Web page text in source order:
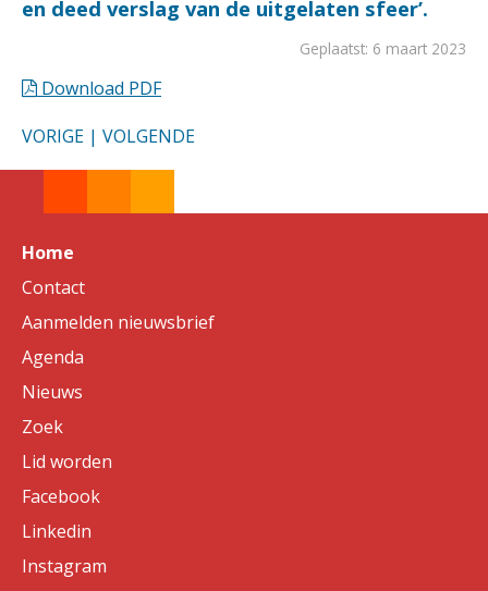
en deed verslag van de uitgelaten sfeer’.
Geplaatst: 6 maart 2023
Download PDF
VORIGE | VOLGENDE
Home
Contact
Aanmelden nieuwsbrief
Agenda
Nieuws
Zoek
Lid worden
Facebook
Linkedin
Instagram